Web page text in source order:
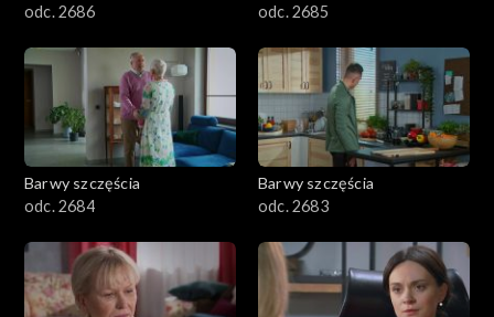
odc. 2686
odc. 2685
Barwy szczęścia
odc. 2684
Barwy szczęścia
odc. 2683